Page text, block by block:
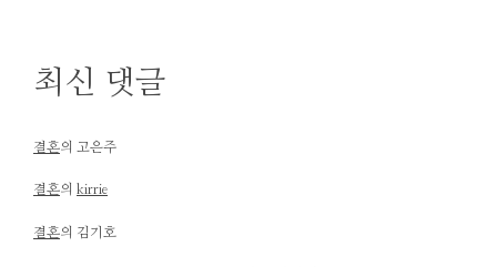
최신 댓글
결혼의 고은주
결혼의 kirrie
결혼의 김기호